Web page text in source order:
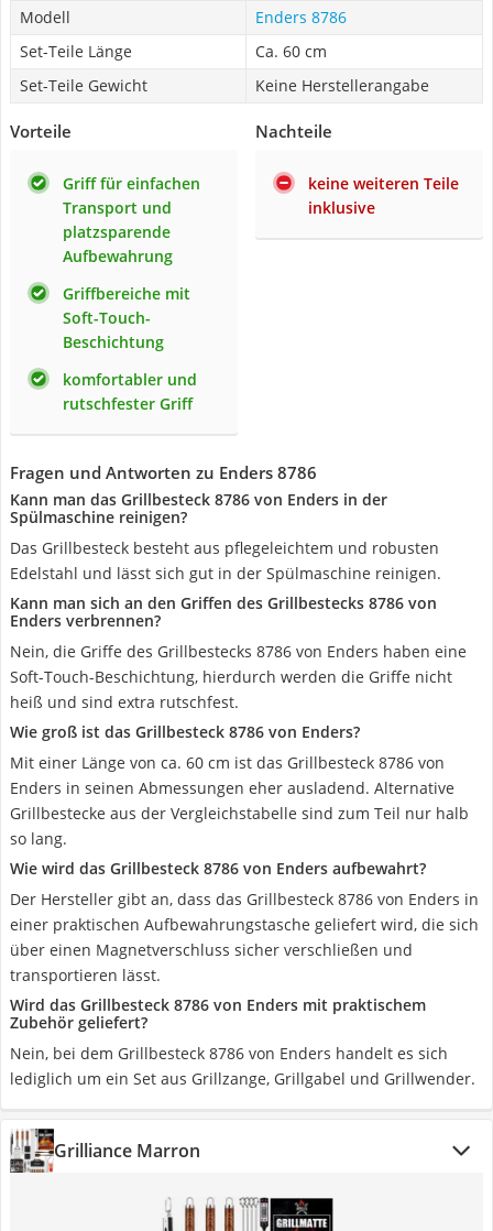
Modell
Enders 8786
Set-Teile Länge
Ca. 60 cm
Set-Teile Gewicht
Keine Herstellerangabe
Vorteile
Griff für einfachen
Transport und
platzsparende
Aufbewahrung
Griffbereiche mit
Soft-Touch-
Beschichtung
komfortabler und
rutschfester Griff
Nachteile
keine weiteren Teile
inklusive
Fragen und Antworten zu Enders 8786
Kann man das Grillbesteck 8786 von Enders in der
Spülmaschine reinigen?
Das Grillbesteck besteht aus pflegeleichtem und robusten
Edelstahl und lässt sich gut in der Spülmaschine reinigen.
Kann man sich an den Griffen des Grillbestecks 8786 von
Enders verbrennen?
Nein, die Griffe des Grillbestecks 8786 von Enders haben eine
Soft-Touch-Beschichtung, hierdurch werden die Griffe nicht
heiß und sind extra rutschfest.
Wie groß ist das Grillbesteck 8786 von Enders?
Mit einer Länge von ca. 60 cm ist das Grillbesteck 8786 von
Enders in seinen Abmessungen eher ausladend. Alternative
Grillbestecke aus der Vergleichstabelle sind zum Teil nur halb
so lang.
Wie wird das Grillbesteck 8786 von Enders aufbewahrt?
Der Hersteller gibt an, dass das Grillbesteck 8786 von Enders in
einer praktischen Aufbewahrungstasche geliefert wird, die sich
über einen Magnetverschluss sicher verschließen und
transportieren lässt.
Wird das Grillbesteck 8786 von Enders mit praktischem
Zubehör geliefert?
Nein, bei dem Grillbesteck 8786 von Enders handelt es sich
lediglich um ein Set aus Grillzange, Grillgabel und Grillwender.
Grilliance Marron